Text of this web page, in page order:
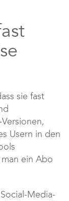
sie fast
Usern in den
ein Abo
Media-